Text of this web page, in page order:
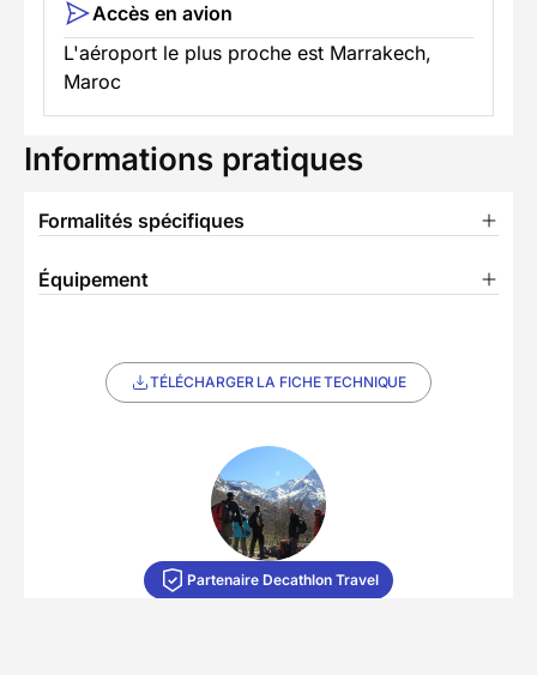
Accès en avion
L'aéroport le plus proche est Marrakech,
Maroc
Informations pratiques
Formalités spécifiques
Équipement
TÉLÉCHARGER LA FICHE TECHNIQUE
Partenaire Decathlon Travel